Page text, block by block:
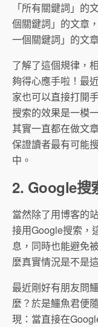
「所有關鍵詞」的
個關鍵詞」的文章
一個關鍵詞」的文
了解了這個規律，
夠得心應手啦！最
家也可以直接打開
搜索的效果是一模
其實一直都在做文
保證讀者最有可能
中。
2. Google搜
當然除了用博客的
接用Google搜索，
息，同時也能避免
麼真實情況是不是
最近剛好有朋友問
麼？於是鱷魚君便
現：當直接在